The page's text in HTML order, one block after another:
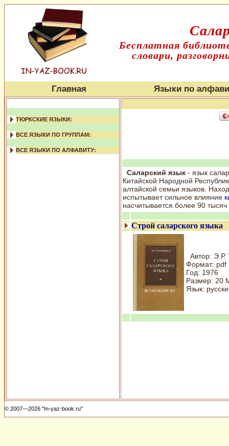
Бесплатная
словари,
Главная Языки по
ТЮРКСКИЕ ЯЗЫКИ:
ВСЕ ЯЗЫКИ ПО ГРУППАМ:
ВСЕ ЯЗЫКИ ПО АЛФАВИТУ:
Саларский язык - язык
Китайской Народной
алтайской семьи языков.
испытывает сильное влияние
насчитывается более 90
Строй саларского языка
Автор: Э.Р.
Формат: pdf
Год: 1976
Размер: 20
Язык:
© 2007—2026 "In-yaz-book.ru"